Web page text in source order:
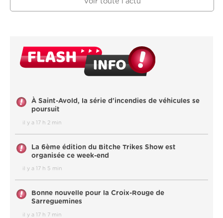
À Saint-Avold, la série d'incendies de véhicules se
poursuit
il y a 17 h 2 min
La 6ème édition du Bitche Trikes Show est
organisée ce week-end
il y a 17 h 5 min
Bonne nouvelle pour la Croix-Rouge de
Sarreguemines
il y a 17 h 7 min